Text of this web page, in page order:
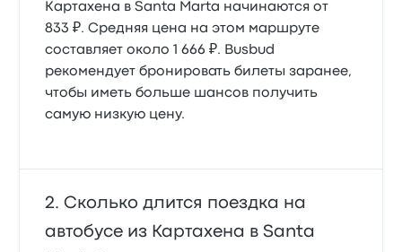
Картахена в Santa Marta начинаются от
833 ₽. Средняя цена на этом маршруте
составляет около 1 666 ₽. Busbud
рекомендует бронировать билеты заранее,
чтобы иметь больше шансов получить
самую низкую цену.
Сколько длится поездка на
автобусе из Картахена в Santa